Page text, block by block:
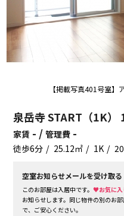
【掲載写真401号室】
泉岳寺 START（1K）
家賃 - /管理費 -
徒歩6分 25.12㎡ 1K
空室お知らせメールを受け取る
このお部屋は入居中です。♥お気に入
お知らせします。同じ物件の別のお
で、ご安心ください。